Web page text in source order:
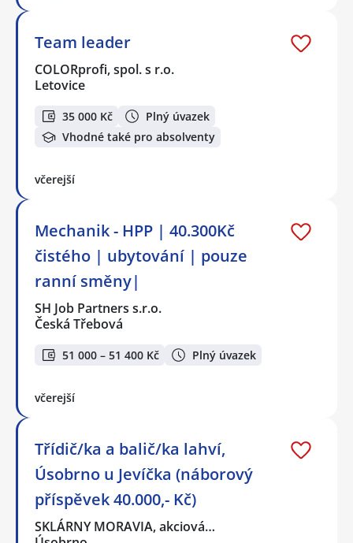
Team leader
COLORprofi, spol. s r.o.
Letovice
35 000 Kč
Plný úvazek
Vhodné také pro absolventy
včerejší
Mechanik - HPP | 40.300Kč
čistého | ubytování | pouze
ranní směny|
SH Job Partners s.r.o.
Česká Třebová
51 000 – 51 400 Kč Plný úvazek
včerejší
Třídič/ka a balič/ka lahví,
Úsobrno u Jevíčka (náborový
příspěvek 40.000,- Kč)
SKLÁRNY MORAVIA, akciová…